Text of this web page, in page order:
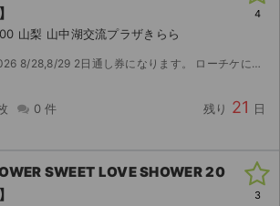
山梨 山中湖交流プラザきらら
券になります。 ローチケにて分配予定です。 （子チケ） よろしくお願いします。
0 件 残り 21 日
4
SWEET LOVE SHOWER 20
3